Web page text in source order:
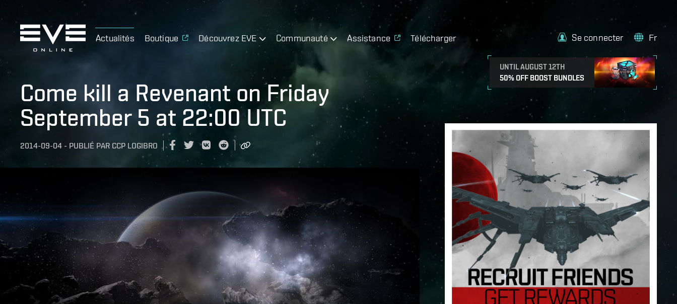
Actualités Boutique Découvrez EVE Communauté Assistance Télécharger
UNTIL AUGUST 12TH
50% OFF BOOST BUNDLES
Se connecter Fr
Come kill a Revenant on Friday
September 5 at 22:00 UTC
2014-09-04 - PUBLIÉ PAR CCP LOGIBRO